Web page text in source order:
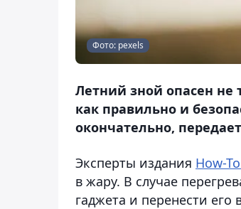
Фото: pexels
Летний зной опасен не
как правильно и
окончательно,
Эксперты издания How-
в жару. В случае
гаджета и перенести его